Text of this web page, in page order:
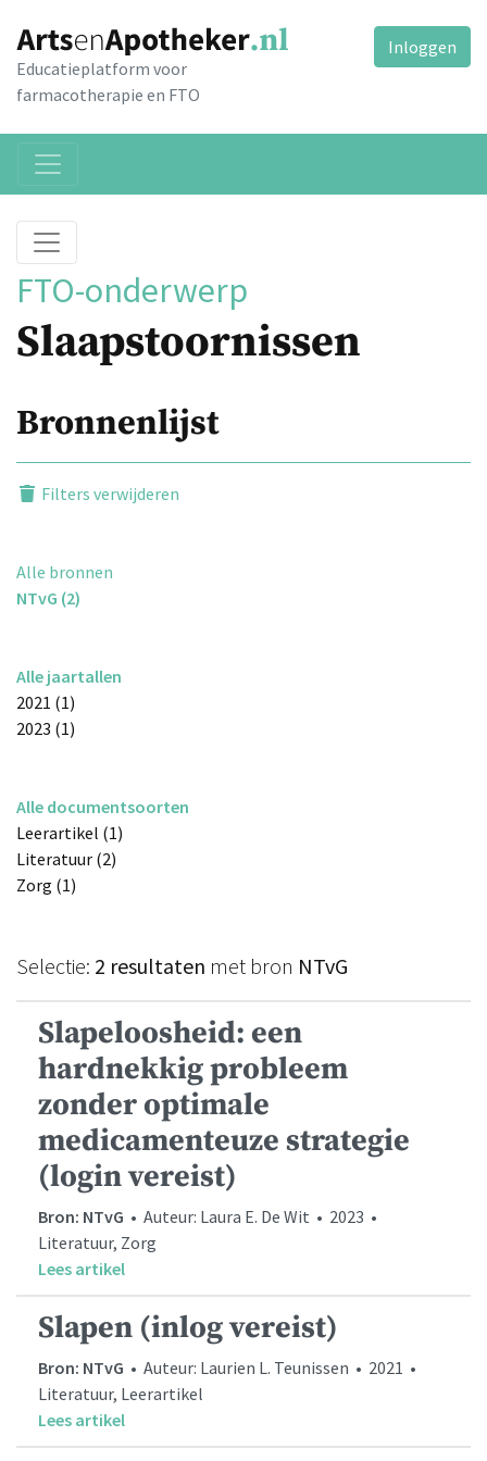
Educatieplatform voor
farmacotherapie en FTO
Inloggen
FTO-onderwerp
Slaapstoornissen
Bronnenlijst
Filters verwijderen
Alle bronnen
NTvG (2)
Alle jaartallen
2021 (1)
2023 (1)
Alle documentsoorten
Leerartikel (1)
Literatuur (2)
Zorg (1)
Selectie: 2 resultaten met bron NTvG
Slapeloosheid: een
hardnekkig probleem
zonder optimale
medicamenteuze strategie
(login vereist)
Bron: NTvG • Auteur: Laura E. De Wit • 2023 •
Literatuur, Zorg
Lees artikel
Slapen (inlog vereist)
Bron: NTvG • Auteur: Laurien L. Teunissen • 2021 •
Literatuur, Leerartikel
Lees artikel